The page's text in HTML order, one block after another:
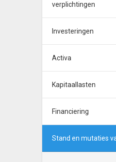
verplichtingen
Investeringen
Activa
Kapitaallasten
Financiering
Stand en mutaties